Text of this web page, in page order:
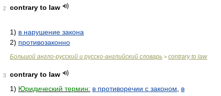
2 contrary to law
1) в нарушение закона
2) противозаконно
Большой англо-русский и русско-английский словарь > contrary to law
3
contrary to law
1) Юридический термин: в противоречии с законом
в